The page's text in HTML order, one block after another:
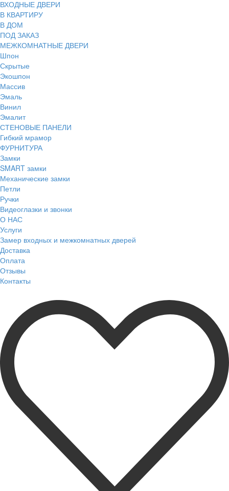
ВХОДНЫЕ ДВЕРИ
В КВАРТИРУ
В ДОМ
ПОД ЗАКАЗ
МЕЖКОМНАТНЫЕ ДВЕРИ
Шпон
Скрытые
Экошпон
Массив
Эмаль
Винил
Эмалит
СТЕНОВЫЕ ПАНЕЛИ
Гибкий мрамор
ФУРНИТУРА
Замки
SMART замки
Механические замки
Петли
Ручки
Видеоглазки и звонки
О НАС
Услуги
Замер входных и межкомнатных дверей
Доставка
Оплата
Отзывы
Контакты